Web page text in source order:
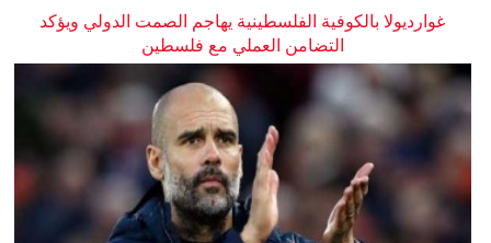
غوارديولا بالكوفية الفلسطينية يهاجم الصمت الدولي ويؤكد
التضامن العملي مع فلسطين